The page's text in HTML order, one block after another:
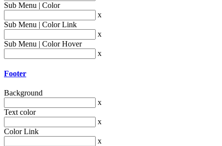
Sub Menu | Color
x
Sub Menu | Color Link
x
Sub Menu | Color Hover
x
Footer
Background
x
Text color
x
Color Link
x